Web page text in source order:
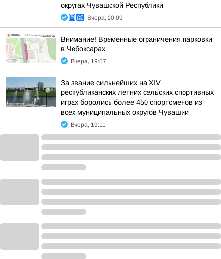
округах Чувашской Республики
Вчера, 20:09
Внимание! Временные ограничения парковки
в Чебоксарах
Вчера, 19:57
За звание сильнейших на XIV
республиканских летних сельских спортивных
играх боролись более 450 спортсменов из
всех муниципальных округов Чувашии
Вчера, 19:11